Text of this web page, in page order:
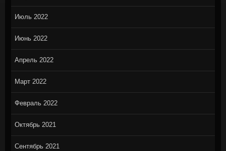
Июль 2022
Июнь 2022
Апрель 2022
Март 2022
Февраль 2022
Октябрь 2021
Сентябрь 2021